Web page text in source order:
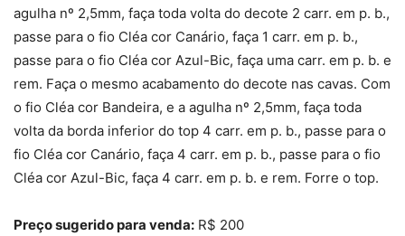
agulha nº 2,5mm, faça toda volta do decote 2 carr. em p. b.,
passe para o fio Cléa cor Canário, faça 1 carr. em p. b.,
passe para o fio Cléa cor Azul-Bic, faça uma carr. em p. b. e
rem. Faça o mesmo acabamento do decote nas cavas. Com
o fio Cléa cor Bandeira, e a agulha nº 2,5mm, faça toda
volta da borda inferior do top 4 carr. em p. b., passe para o
fio Cléa cor Canário, faça 4 carr. em p. b., passe para o fio
Cléa cor Azul-Bic, faça 4 carr. em p. b. e rem. Forre o top.
Preço sugerido para venda: R$ 200